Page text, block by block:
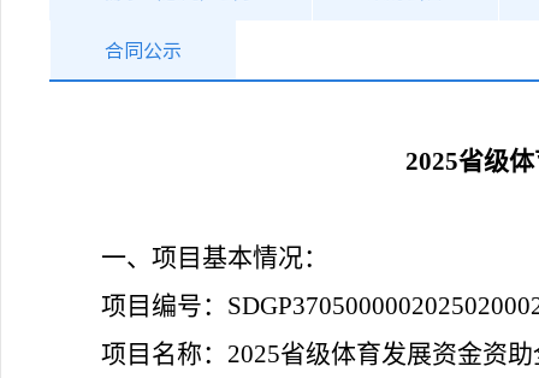
合同公示
2025省级
一、项目基本情况：
项目编号：
项目名称： 2025省级体育发展资金资